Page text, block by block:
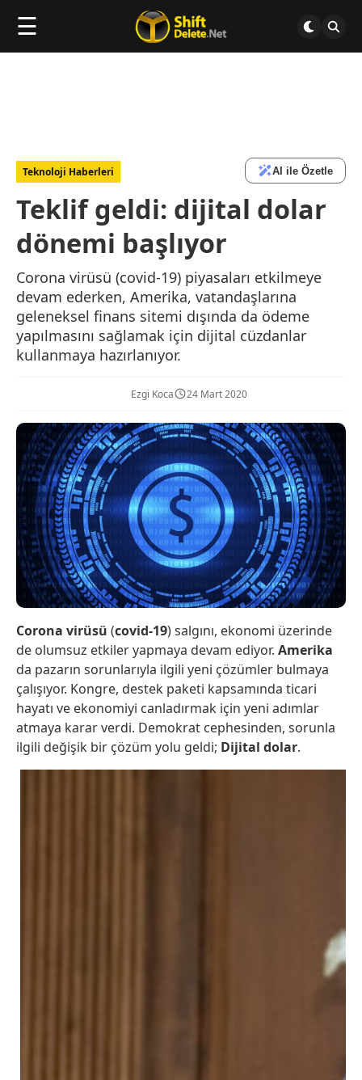
☰
Teknoloji Haberleri AI ile Özetle
Teklif geldi: dijital dolar
dönemi başlıyor
Corona virüsü (covid-19) piyasaları etkilmeye
devam ederken, Amerika, vatandaşlarına
geleneksel finans sitemi dışında da ödeme
yapılmasını sağlamak için dijital cüzdanlar
kullanmaya hazırlanıyor.
Ezgi Koca 24 Mart 2020
Corona virüsü (covid-19) salgını, ekonomi üzerinde
de olumsuz etkiler yapmaya devam ediyor. Amerika
da pazarın sorunlarıyla ilgili yeni çözümler bulmaya
çalışıyor. Kongre, destek paketi kapsamında ticari
hayatı ve ekonomiyi canladırmak için yeni adımlar
atmaya karar verdi. Demokrat cephesinden, sorunla
ilgili değişik bir çözüm yolu geldi; Dijital dolar.